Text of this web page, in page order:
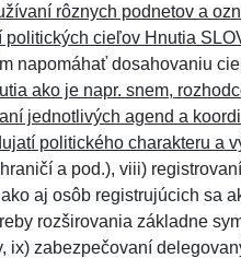
rôznych podnetov a
cieľov Hnutia
napomáhať dosahovaniu
ako je napr. snem,
jednotlivých agend a
politického charakteru a
a pod.), viii)
aj osôb registrujúcich sa
rozširovania základne
ix) zabezpečovaní